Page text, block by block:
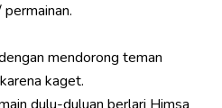
mendorong teman
kaget.